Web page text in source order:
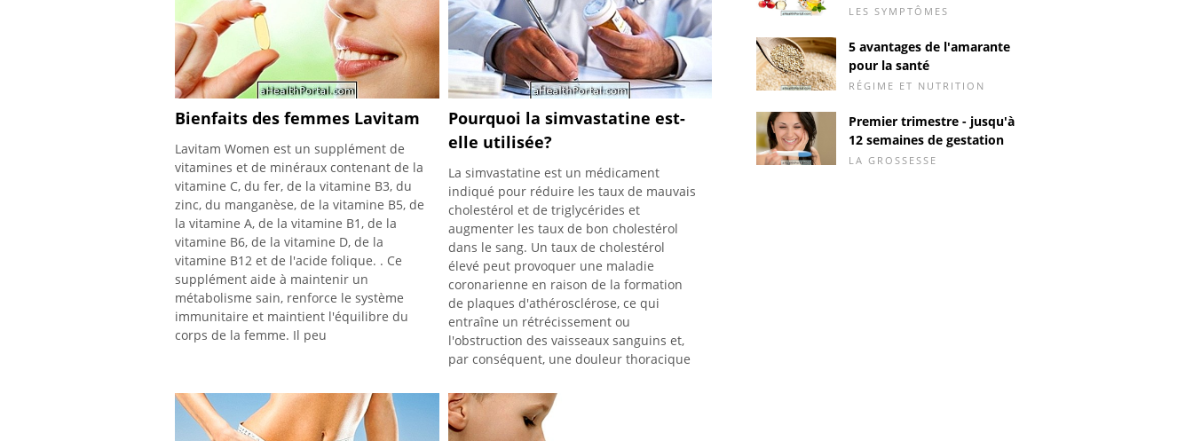
Bienfaits des femmes Lavitam
Lavitam Women est un supplément de
vitamines et de minéraux contenant de la
vitamine C, du fer, de la vitamine B3, du
zinc, du manganèse, de la vitamine B5, de
la vitamine A, de la vitamine B1, de la
vitamine B6, de la vitamine D, de la
vitamine B12 et de l'acide folique. . Ce
supplément aide à maintenir un
métabolisme sain, renforce le système
immunitaire et maintient l'équilibre du
corps de la femme. Il peu
Pourquoi la simvastatine est-
elle utilisée?
La simvastatine est un médicament
indiqué pour réduire les taux de mauvais
cholestérol et de triglycérides et
augmenter les taux de bon cholestérol
dans le sang. Un taux de cholestérol
élevé peut provoquer une maladie
coronarienne en raison de la formation
de plaques d'athérosclérose, ce qui
entraîne un rétrécissement ou
l'obstruction des vaisseaux sanguins et,
par conséquent, une douleur thoracique
médicament
LES SYMPTÔMES
5 avantages de l'amarante
pour la santé
RÉGIME ET NUTRITION
Premier trimestre - jusqu'à
12 semaines de gestation
LA GROSSESSE